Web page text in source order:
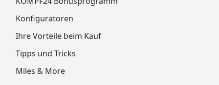
Konfiguratoren
Ihre Vorteile beim Kauf
Tipps und Tricks
Miles & More